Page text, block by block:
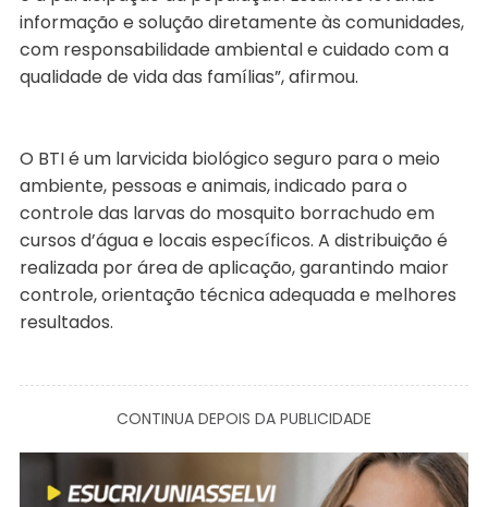
informação e solução diretamente às comunidades,
com responsabilidade ambiental e cuidado com a
qualidade de vida das famílias”, afirmou.
O BTI é um larvicida biológico seguro para o meio
ambiente, pessoas e animais, indicado para o
controle das larvas do mosquito borrachudo em
cursos d’água e locais específicos. A distribuição é
realizada por área de aplicação, garantindo maior
controle, orientação técnica adequada e melhores
resultados.
CONTINUA DEPOIS DA PUBLICIDADE